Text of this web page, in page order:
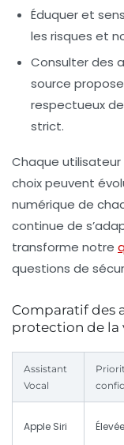
Éduquer et
les risques et
Consulter des
source
respectueux
strict.
Chaque
choix peuvent
numérique de
continue de
transforme notre
questions de
Comparatif des
protection de la
Assistant
Vocal
Apple Siri Élevée